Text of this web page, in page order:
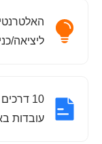
ליציאה/
עובדות